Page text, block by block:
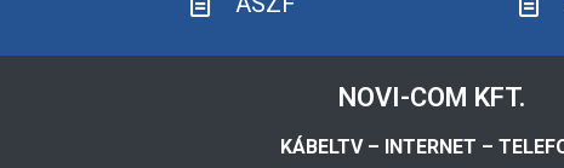
NOVI-COM KFT.
KÁBELTV – INTERNET –